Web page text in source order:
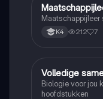
Maatschappijleer
K4 212 7
Biologie
Volledige
Biologie voor jou
hoofdstukken